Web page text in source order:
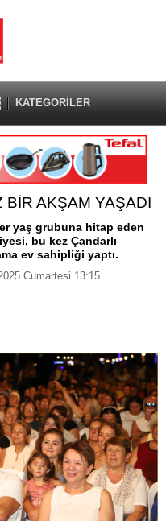
KATEGORİLER
AKŞAM YAŞADI
yaş grubuna hitap eden
bu kez Çandarlı
ev sahipliği yaptı.
Cumartesi 13:15